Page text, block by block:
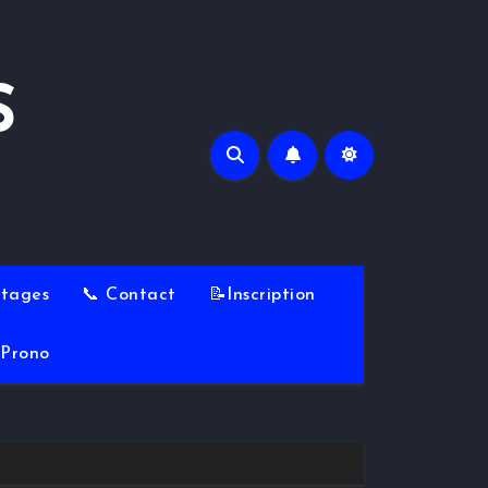
📞 Contact 📝Inscription